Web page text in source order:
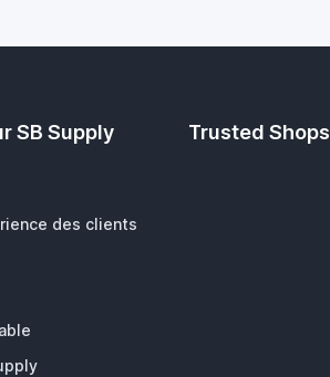
SB Supply
des clients
Trusted Shops